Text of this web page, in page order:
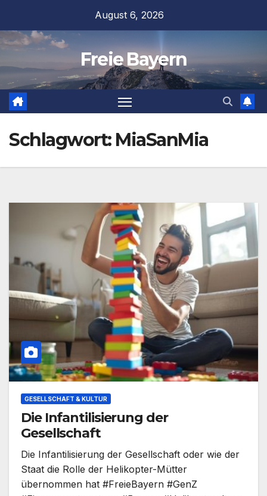
springen
August 6, 2026
Freie Bayern
Schlagwort: MiaSanMia
GESELLSCHAFT & KULTUR
Die Infantilisierung der
Gesellschaft
Die Infantilisierung der Gesellschaft oder wie der
Staat die Rolle der Helikopter-Mütter
übernommen hat #FreieBayern #GenZ